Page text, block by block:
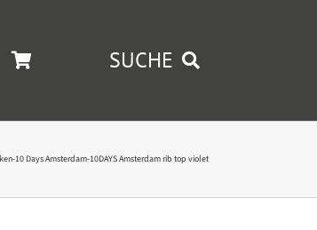
SUCHE
-10 Days Amsterdam-10DAYS Amsterdam rib top violet